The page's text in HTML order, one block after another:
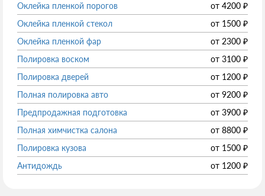
Оклейка пленкой порогов
от 4200 ₽
Оклейка пленкой стекол
от 1500 ₽
Оклейка пленкой фар
от 2300 ₽
Полировка воском
от 3100 ₽
Полировка дверей
от 1200 ₽
Полная полировка авто
от 9200 ₽
Предпродажная подготовка
от 3900 ₽
Полная химчистка салона
от 8800 ₽
Полировка кузова
от 1500 ₽
Антидождь
от 1200 ₽